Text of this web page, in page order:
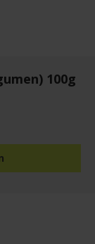
100g